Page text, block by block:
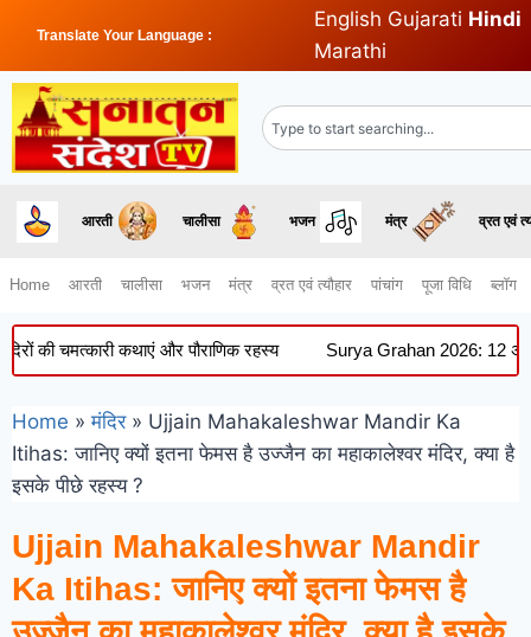
Translate Your Language :
English Gujarati Hindi
Marathi
आरती चालीसा भजन मंत्र व्रत एवं
Home आरती चालीसा भजन मंत्र व्रत एवं त्यौहार पांचांग पूजा विधि ब्लॉग
कथाएं और पौराणिक रहस्य Surya Grahan 2026: 12 अगस्त को
Home » मंदिर » Ujjain Mahakaleshwar Mandir Ka
Itihas: जानिए क्यों इतना फेमस है उज्जैन का महाकालेश्वर मंदिर, क्या है
इसके पीछे रहस्य ?
Ujjain Mahakaleshwar Mandir
Ka Itihas: जानिए क्यों इतना फेमस है